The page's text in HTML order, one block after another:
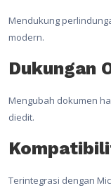
Mendukung
modern.
Dukungan
Mengubah dokumen
diedit.
Terintegrasi dengan